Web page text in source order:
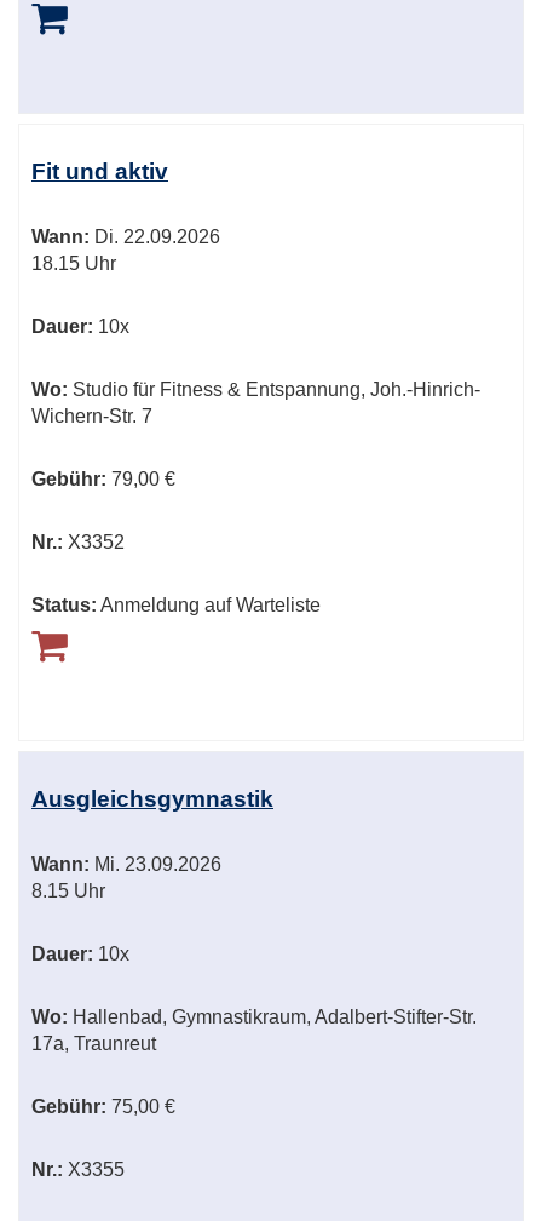
Fit und aktiv
Wann: Di. 22.09.2026
18.15 Uhr
Dauer: 10x
Wo: Studio für Fitness & Entspannung, Joh.-Hinrich-
Wichern-Str. 7
Gebühr: 79,00 €
Nr.: X3352
Status: Anmeldung auf Warteliste
Ausgleichsgymnastik
Wann: Mi. 23.09.2026
8.15 Uhr
Dauer: 10x
Wo: Hallenbad, Gymnastikraum, Adalbert-Stifter-Str.
17a, Traunreut
Gebühr: 75,00 €
Nr.: X3355